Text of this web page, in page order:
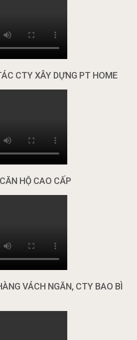
CTY XÂY DỰNG PT HOME
HỘ CAO CẤP
VÁCH NGĂN, CTY BAO BÌ